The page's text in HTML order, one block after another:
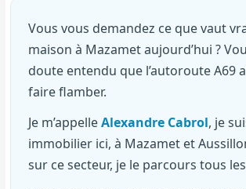
Vous vous demandez ce que vaut
maison à Mazamet aujourd’hui ?
doute entendu que l’autoroute A69
faire flamber.
Je m’appelleAlexandre Cabrol, je
immobilier ici, à Mazamet et
sur ce secteur, je le parcours tous